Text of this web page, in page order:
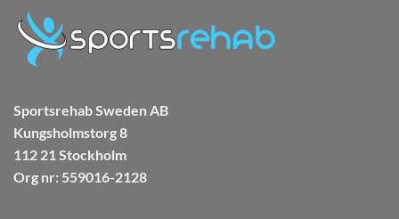
Sportsrehab Sweden AB
Kungsholmstorg 8
112 21 Stockholm
Org nr: 559016-2128